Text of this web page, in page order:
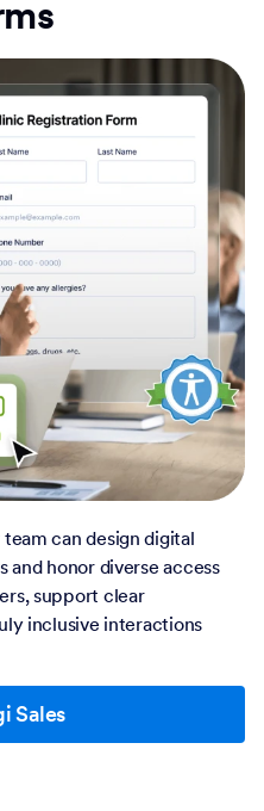
can design digital
and honor diverse access
support clear
inclusive interactions
Sales